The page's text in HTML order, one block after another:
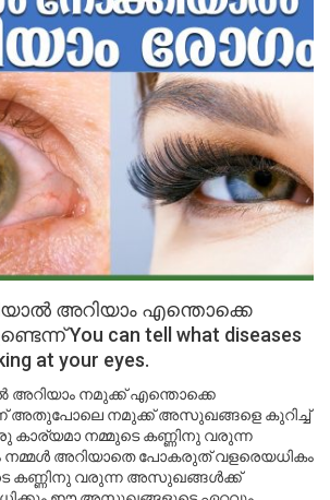
അറിയാം എന്തൊക്കെ
You can tell what diseases
at your eyes.
അറിയാം നമുക്ക് എന്തൊക്കെ
അതുപോലെ നമുക്ക് അസുഖങ്ങളെ കുറിച്ച്
കാര്യമാ നമ്മുടെ കണ്ണിനു വരുന്ന
അറിയാതെ പോകരുത് വളരെയധികം
കണ്ണിനു വരുന്ന അസുഖങ്ങൾക്ക്